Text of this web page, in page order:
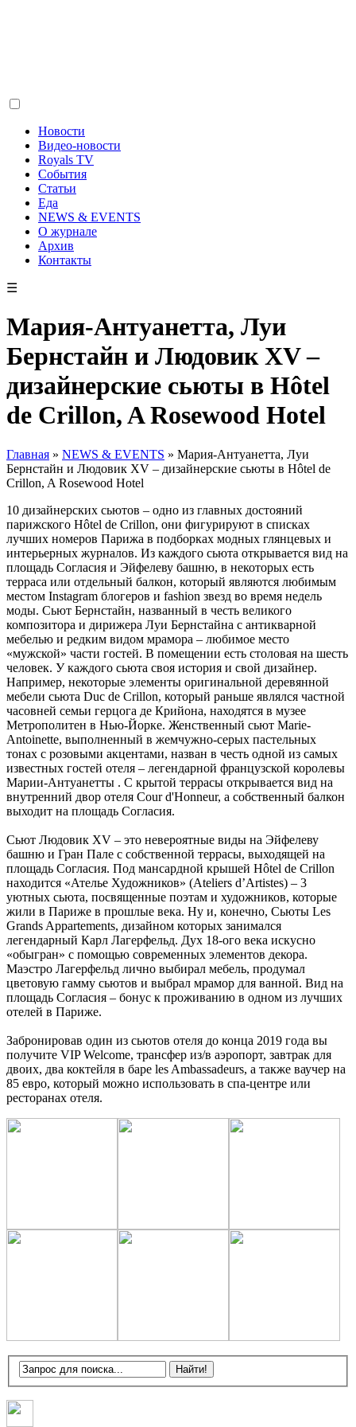
Новости
Видео-новости
Royals TV
События
Статьи
Еда
NEWS & EVENTS
О журнале
Архив
Контакты
☰
Мария-Антуанетта, Луи
Бернстайн и Людовик XV –
дизайнерские сьюты в Hôtel
de Crillon, A Rosewood Hotel
Главная » NEWS & EVENTS » Мария-Антуанетта, Луи
Бернстайн и Людовик XV – дизайнерские сьюты в Hôtel de
Crillon, A Rosewood Hotel
10 дизайнерских сьютов – одно из главных достояний
парижского Hôtel de Crillon, они фигурируют в списках
лучших номеров Парижа в подборках модных глянцевых и
интерьерных журналов. Из каждого сьюта открывается вид на
площадь Согласия и Эйфелеву башню, в некоторых есть
терраса или отдельный балкон, который являются любимым
местом Instagram блогеров и fashion звезд во время недель
моды. Сьют Бернстайн, названный в честь великого
композитора и дирижера Луи Бернстайна с антикварной
мебелью и редким видом мрамора – любимое место
«мужской» части гостей. В помещении есть столовая на шесть
человек. У каждого сьюта своя история и свой дизайнер.
Например, некоторые элементы оригинальной деревянной
мебели сьюта Duc de Crillon, который раньше являлся частной
часовней семьи герцога де Крийона, находятся в музее
Метрополитен в Нью-Йорке. Женственный сьют Marie-
Antoinette, выполненный в жемчужно-серых пастельных
тонах с розовыми акцентами, назван в честь одной из самых
известных гостей отеля – легендарной французской королевы
Марии-Антуанетты . С крытой террасы открывается вид на
внутренний двор отеля Cour d'Honneur, а собственный балкон
выходит на площадь Согласия.
Сьют Людовик XV – это невероятные виды на Эйфелеву
башню и Гран Пале с собственной террасы, выходящей на
площадь Согласия. Под мансардной крышей Hôtel de Crillon
находится «Ателье Художников» (Ateliers d’Artistes) – 3
уютных сьюта, посвященные поэтам и художников, которые
жили в Париже в прошлые века. Ну и, конечно, Сьюты Les
Grands Appartements, дизайном которых занимался
легендарный Карл Лагерфельд. Дух 18-ого века искусно
«обыгран» с помощью современных элементов декора.
Маэстро Лагерфельд лично выбирал мебель, продумал
цветовую гамму сьютов и выбрал мрамор для ванной. Вид на
площадь Согласия – бонус к проживанию в одном из лучших
отелей в Париже.
Забронировав один из сьютов отеля до конца 2019 года вы
получите VIP Welcome, трансфер из/в аэропорт, завтрак для
двоих, два коктейля в баре les Ambassadeurs, а также ваучер на
85 евро, который можно использовать в спа-центре или
ресторанах отеля.